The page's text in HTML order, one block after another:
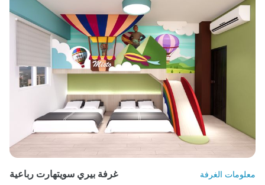
غرفة بيري سويتهارت رباعية معلومات الغرفة